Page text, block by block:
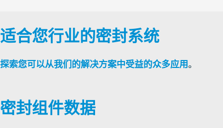
适合您行业的密封系统
探索您可以从我们的解决方案中受益的众多应用。
密封组件数据